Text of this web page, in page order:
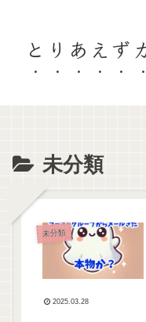
とりあえず
未分類
未分類
2025.03.28